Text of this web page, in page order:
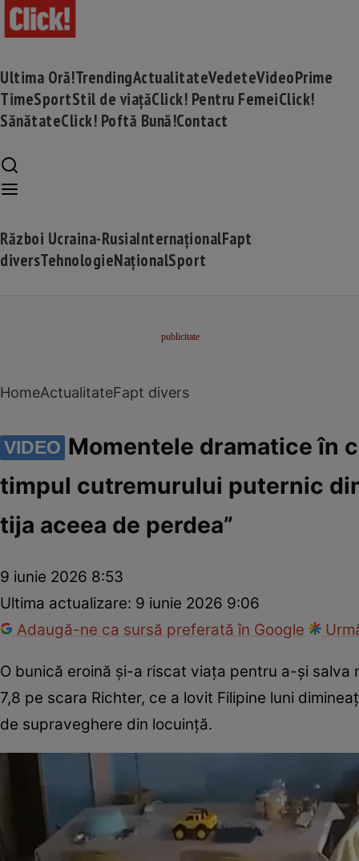
Ultima Oră!TrendingActualitateVedeteVideoPrime
TimeSportStil de viațăClick! Pentru FemeiClick!
SănătateClick! Poftă Bună!Contact
Război Ucraina-RusiaInternaționalFapt
diversTehnologieNaționalSport
HomeActualitateFapt divers
VIDEO Momentele dramatice în
timpul cutremurului puternic
tija aceea de perdea”
9 iunie 2026 8:53
Ultima actualizare: 9 iunie 2026 9:06
Adaugă-ne ca sursă preferată în Google
O bunică eroină și-a riscat viața pentru a-și
7,8 pe scara Richter, ce a lovit Filipine luni
de supraveghere din locuință.